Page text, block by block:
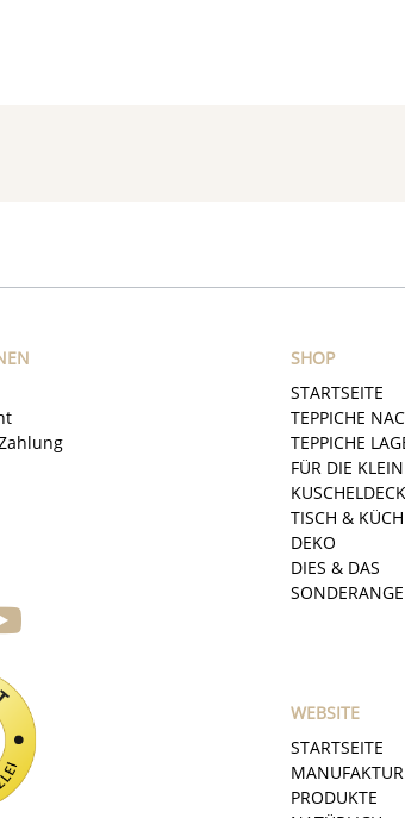
SHOP
STARTSEITE
TEPPICHE
TEPPICHE
FÜR DIE
TISCH &
DEKO
DIES & DAS
WEBSITE
STARTSEITE
MANUFAKTUR
PRODUKTE